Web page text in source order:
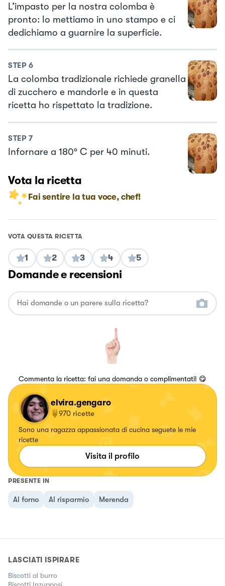
L’impasto per la nostra colomba è
pronto: lo mettiamo in uno stampo e ci
dedichiamo a guarnire la superficie.
STEP 6
La colomba tradizionale richiede granella
di zucchero e mandorle e in questa
ricetta ho rispettato la tradizione.
STEP 7
Infornare a 180° C per 40 minuti.
Vota la ricetta
Fai sentire la tua voce, chef!
VOTA QUESTA RICETTA
1 2 3 4 5
Domande e recensioni
Commenta la ricetta: fai una domanda o complimentati! 😋
elvira.gengaro
970 ricette
Sono una ragazza appassionata di cucina seguete le mie
ricette
Visita il profilo
PRESENTE IN
Al forno Al risparmio Merenda
LASCIATI ISPIRARE
Biscotti al burro
Biscotti Inzupposi